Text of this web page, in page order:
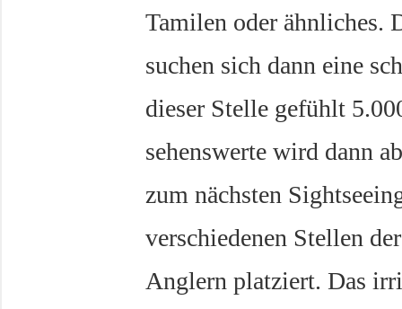
Tamilen oder ähnliches.
suchen sich dann eine
dieser Stelle gefühlt
sehenswerte wird dann
zum nächsten
verschiedenen Stellen
Anglern platziert. Das